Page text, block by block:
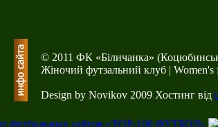
© 2011 ФК «Біличанка»
Жіночий футзальний клуб | Women's
Design by Novikov 2009 Хостинг від